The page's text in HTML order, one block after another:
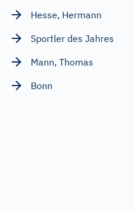
Hesse, Hermann
Sportler des Jahres
Mann, Thomas
Bonn